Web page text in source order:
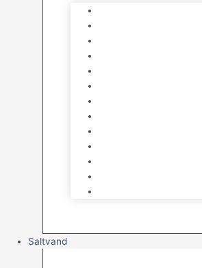
Saltvand